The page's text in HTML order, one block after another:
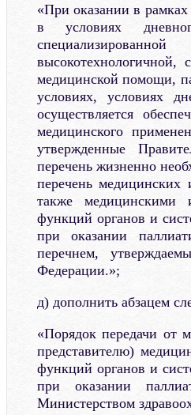
«При оказании в
в условиях
высокотехнологичной,
медицинской помощи,
условиях, условиях
осуществляется
медицинского
утвержденные
перечень жизненно
перечень медицинских
также медицинскими
функций органов и
при оказании
перечнем,
Федерации.»;
д) дополнить абзацем
«Порядок передачи от
представителю)
функций органов и
при оказании
Министерством